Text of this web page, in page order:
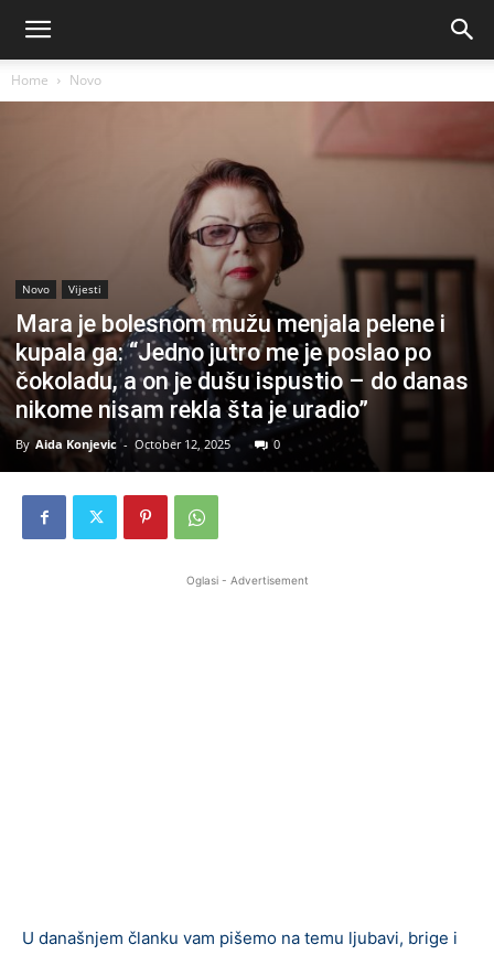
Home Novo
Novo Vijesti
Mara je bolesnom mužu menjala pelene i
kupala ga: “Jedno jutro me je poslao po
čokoladu, a on je dušu ispustio – do danas
nikome nisam rekla šta je uradio”
By Aida Konjevic - October 12, 2025 0
Oglasi - Advertisement
U današnjem članku vam pišemo na temu ljubavi, brige i